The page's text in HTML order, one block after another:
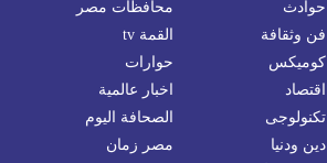
حوادث
محافظات مصر
فن وثقافة
القمة tv
كوميكس
حوارات
اقتصاد
اخبار عالمية
تكنولوجى
الصحافة اليوم
دين ودنيا
مصر زمان